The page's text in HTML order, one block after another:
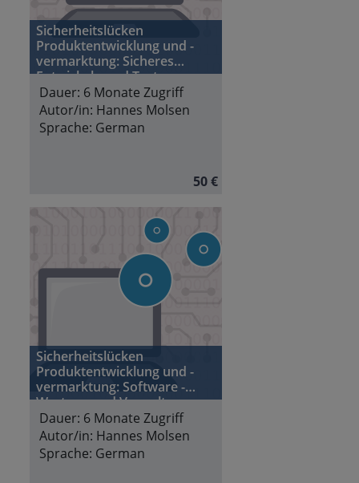
Sicherheitslücken
Produktentwicklung und -
vermarktung: Sicheres
Entwickeln und Testen
Dauer: 6 Monate Zugriff
Autor/in: Hannes Molsen
Sprache: German
50 €
Sicherheitslücken
Produktentwicklung und -
vermarktung: Software -
Wartung und Verwaltung von
Softwarekomponenten
Dauer: 6 Monate Zugriff
Autor/in: Hannes Molsen
Sprache: German